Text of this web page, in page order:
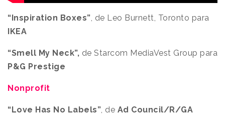
“Inspiration Boxes”, de Leo Burnett, Toronto para
IKEA
“Smell My Neck”, de Starcom MediaVest Group para
P&G Prestige
Nonprofit
“Love Has No Labels”, de Ad Council/R/GA